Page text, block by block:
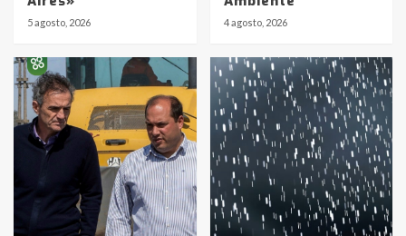
5 agosto, 2026 4 agosto, 2026
Identidad de los adolescentes
pampeanos que fueron
protagonistas del fatal accidente
en la mañana del lunes
Accidente en Ruta 5: falleció un
joven de Trenque Lauquen